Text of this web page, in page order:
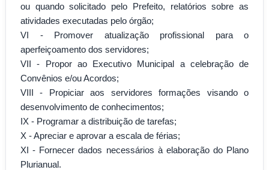
ou quando solicitado pelo Prefeito, relatórios sobre as
atividades executadas pelo órgão;
VI - Promover atualização profissional para o
aperfeiçoamento dos servidores;
VII - Propor ao Executivo Municipal a celebração de
Convênios e/ou Acordos;
VIII - Propiciar aos servidores formações visando o
desenvolvimento de conhecimentos;
IX - Programar a distribuição de tarefas;
X - Apreciar e aprovar a escala de férias;
XI - Fornecer dados necessários à elaboração do Plano
Plurianual.